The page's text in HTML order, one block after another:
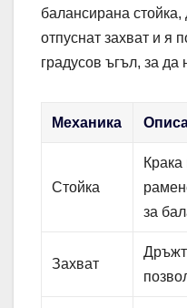
балансирана
отпуснат захват и я
градусов ъгъл, за да
Механика
Стойка
за
Захват